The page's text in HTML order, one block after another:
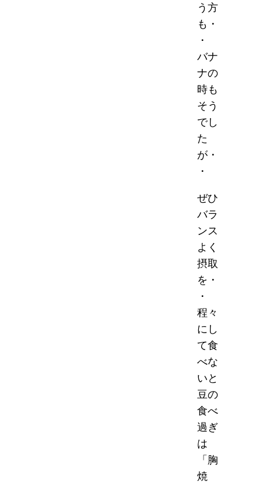
う方
も・
・
バナ
ナの
時も
そう
でし
た
が・
・
ぜひ
バラ
ンス
よく
摂取
を・
・
程々
にし
て食
べな
いと
豆の
食べ
過ぎ
は
「胸
焼